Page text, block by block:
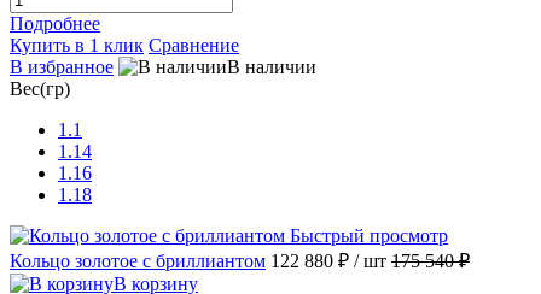
Подробнее
Купить в 1 клик Сравнение
В избранное
В наличии
Вес(гр)
1.1
1.14
1.16
1.18
Быстрый просмотр
Кольцо золотое с бриллиантом 122 880 ₽ / шт 175 540 ₽
В корзину